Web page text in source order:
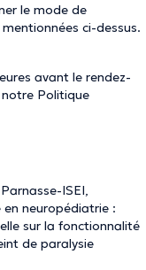
le mode de
ci-dessus.
avant le rendez-
notre Politique
ISEI,
neuropédiatrie :
sur la fonctionnalité
de paralysie